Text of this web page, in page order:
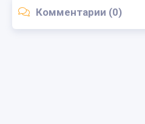
Комментарии (0)